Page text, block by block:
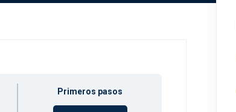
Primeros pasos